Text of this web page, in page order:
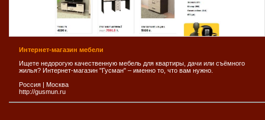
Интернет-магазин мебели
Ищете недорогую качественную мебель для квартиры, дачи или съёмного
жилья? Интернет-магазин "Гусман" – именно то, что вам нужно.
Россия | Москва
http://gusmun.ru